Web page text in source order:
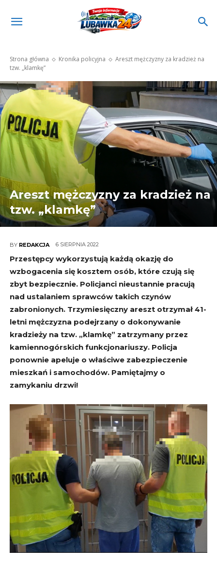
Strona główna Kronika policyjna
Areszt mężczyzny za kradzież na
tzw. „klamkę”
Areszt mężczyzny za kradzież na
tzw. „klamkę”
BY REDAKCJA 6 SIERPNIA 2022
Przestępcy wykorzystują każdą okazję do
wzbogacenia się kosztem osób, które czują się
zbyt bezpiecznie. Policjanci nieustannie pracują
nad ustalaniem sprawców takich czynów
zabronionych. Trzymiesięczny areszt otrzymał 41-
letni mężczyzna podejrzany o dokonywanie
kradzieży na tzw. „klamkę” zatrzymany przez
kamiennogórskich funkcjonariuszy. Policja
ponownie apeluje o właściwe zabezpieczenie
mieszkań i samochodów. Pamiętajmy o
zamykaniu drzwi!